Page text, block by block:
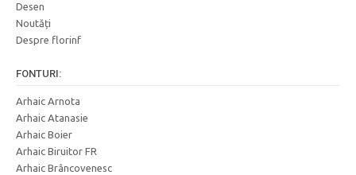
Desen
Noutăți
Despre florinf
FONTURI:
Arhaic Arnota
Arhaic Atanasie
Arhaic Boier
Arhaic Biruitor FR
Arhaic Brâncovenesc